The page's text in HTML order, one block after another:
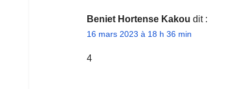
Beniet Hortense Kakou dit :
16 mars 2023 à 18 h 36 min
4